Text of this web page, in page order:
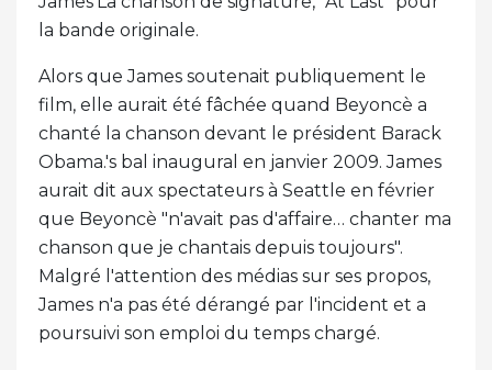
la bande originale.
Alors que James soutenait publiquement le
film, elle aurait été fâchée quand Beyoncè a
chanté la chanson devant le président Barack
Obama.'s bal inaugural en janvier 2009. James
aurait dit aux spectateurs à Seattle en février
que Beyoncè "n'avait pas d'affaire… chanter ma
chanson que je chantais depuis toujours".
Malgré l'attention des médias sur ses propos,
James n'a pas été dérangé par l'incident et a
poursuivi son emploi du temps chargé.